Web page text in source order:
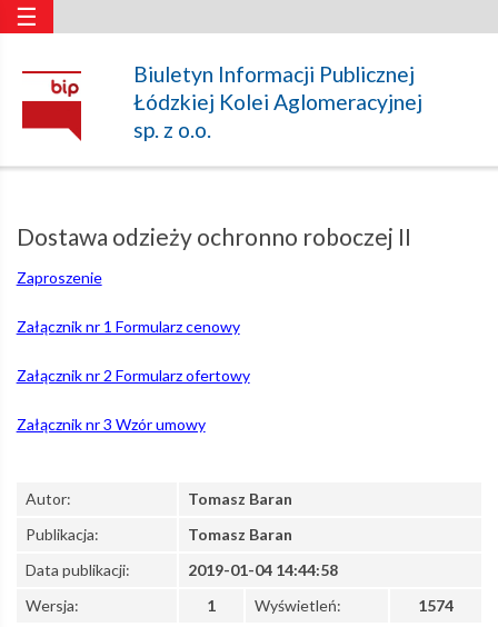
Dostawa
odzieży
roboczej
II
–
Łódzka
Kolej
Biuletyn Informacji Publicznej
Łódzkiej Kolei Aglomeracyjnej
sp. z o.o.
☰
Dostawa odzieży ochronno roboczej II
Zaproszenie
Załącznik nr 1 Formularz cenowy
Załącznik nr 2 Formularz ofertowy
Załącznik nr 3 Wzór umowy
Autor: Tomasz Baran
Wersja: 1 Wyświetleń: 1574
Publikacja:
Tomasz Baran
Data publikacji:
2019-01-04 14:44:58